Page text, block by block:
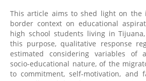
This article aims to shed light on the
border context on educational
high school students living in
this purpose, qualitative response
estimated considering variables of
socio-educational nature, of the
to commitment, self-motivation, and